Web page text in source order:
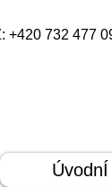
+420 732 477